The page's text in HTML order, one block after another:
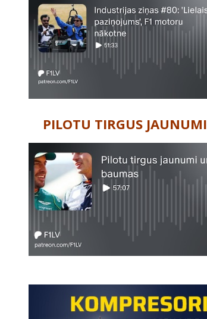
PILOTU TIRGUS JAUNUMI